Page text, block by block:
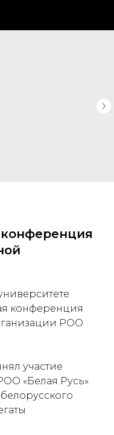
конференция
РОО
участие
«Белая Русь»